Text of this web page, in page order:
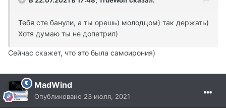
Тебя сте банули, а ты орешь) молодцом) так держать)
Хотя думаю ты не допетрил)
Сейчас скажет, что это была самоирония)
MadWind
Опубликовано 23 июля, 2021